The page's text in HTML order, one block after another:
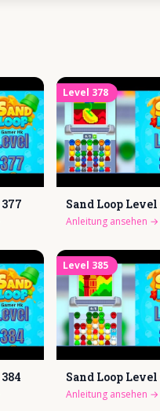
377
Level 378
Sand Loop Level
Anleitung ansehen →
384
Level 385
Sand Loop Level
Anleitung ansehen →